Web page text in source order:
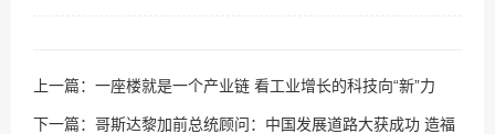
上一篇： 一座楼就是一个产业链 看工业增长的科技向“新”力
下一篇： 哥斯达黎加前总统顾问：中国发展道路大获成功 造福